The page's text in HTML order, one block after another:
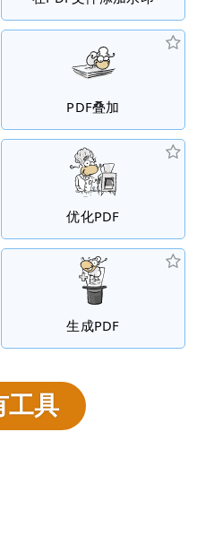
PDF叠加
优化PDF
生成PDF
工具